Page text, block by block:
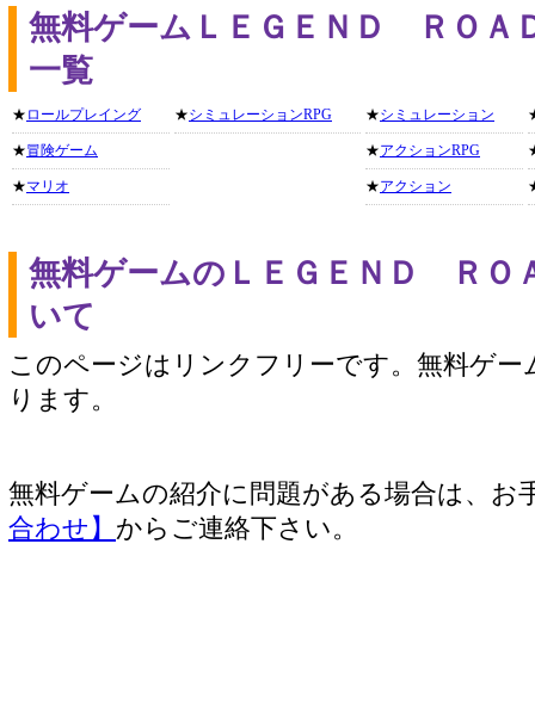
無料ゲームＬＥＧＥＮＤ ＲＯＡ
一覧
★ ロールプレイング
★冒険ゲーム
★マリオ
★シミュレーションRPG ★シミュレーション
★アクションRPG
★アクション
無料ゲームのＬＥＧＥＮＤ ＲＯ
いて
このページはリンクフリーです。無料ゲー
ります。
無料ゲームの紹介に問題がある場合は、お
合わせ】 からご連絡下さい。